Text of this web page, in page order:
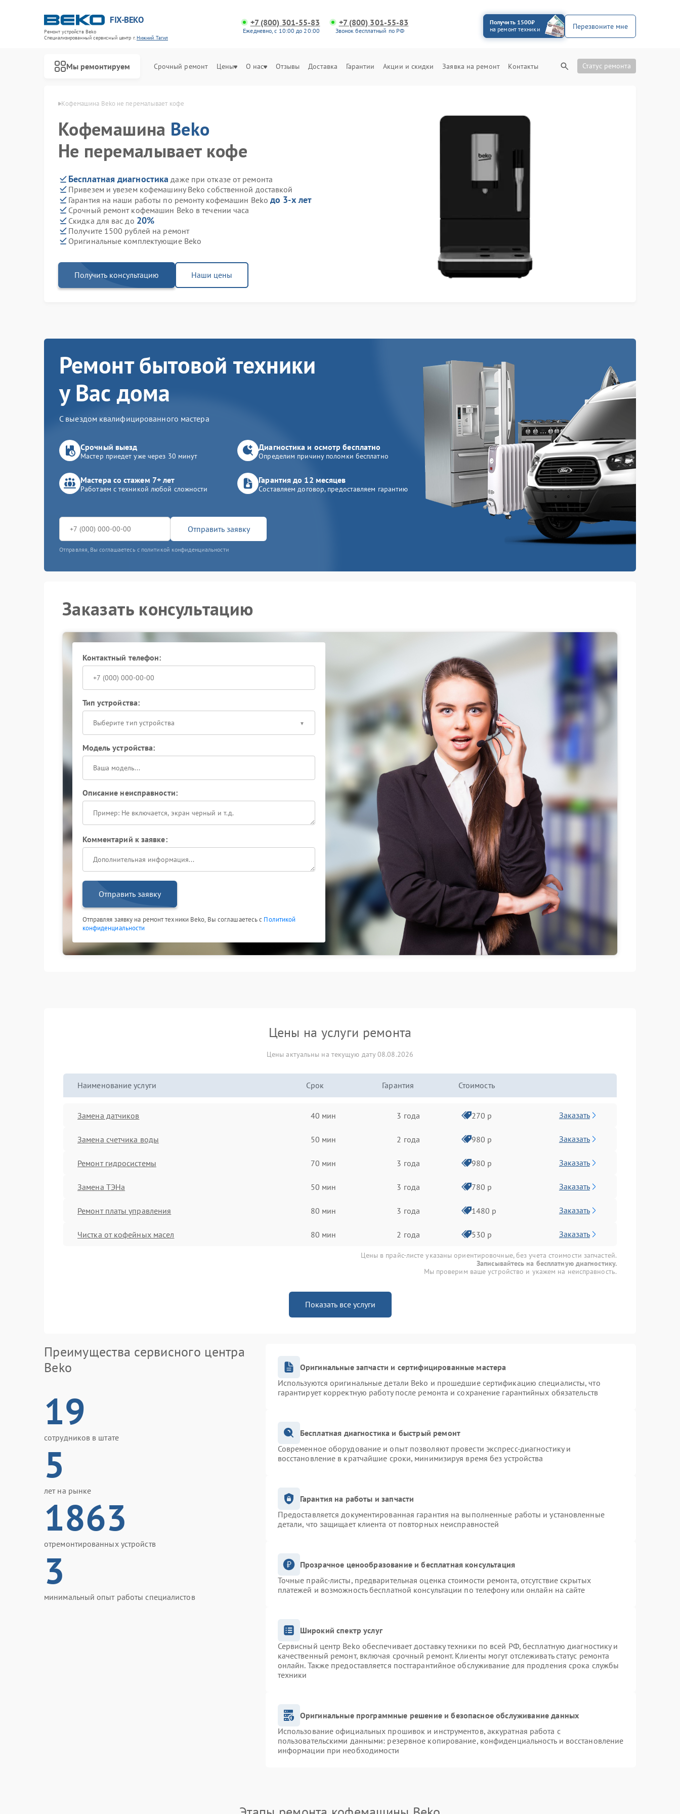
FIX-BEKO
Ремонт устройств Beko
Специализированный cервисный центр г.Нижний Тагил
+7 (800) 301-55-83
Ежедневно, с 10:00 до 20:00
+7 (800) 301-55-83
Звонок бесплатный по РФ
Получить 1500₽
на ремонт техники
Перезвоните мне
Мы ремонтируем Срочный ремонт Цены О нас Отзывы Доставка Гарантии Акции и скидки Заявка на ремонт Контакты Статус ремонта
в Нижнем Тагиле Кофемашина Beko не перемалывает кофе
Кофемашина Beko
Не перемалывает кофе
Бесплатная диагностика даже при отказе от ремонта
Привезем и увезем кофемашину Beko собственной доставкой
Гарантия на наши работы по ремонту кофемашин Beko до 3-х лет
Срочный ремонт кофемашин Beko в течении часа
Скидка для вас до 20%
Получите 1500 рублей на ремонт
Оригинальные комплектующие Beko
Получить консультацию Наши цены
Ремонт бытовой техники
у Вас дома
С выездом квалифицированного мастера
Срочный выезд
Мастер приедет уже через 30 минут
Диагностика и осмотр бесплатно
Определим причину поломки бесплатно
Мастера со стажем 7+ лет
Работаем с техникой любой сложности
Гарантия до 12 месяцев
Составляем договор, предоставляем гарантию
Отправить заявку
Отправляя, Вы соглашаетесь с политикой конфиденциальности
Заказать консультацию
Контактный телефон:
Тип устройства:
Выберите тип устройства
Модель устройства:
Описание неисправности:
Комментарий к заявке:
Отправить заявку
Отправляя заявку на ремонт техники Beko, Вы соглашаетесь с Политикой
конфиденциальности
Цены на услуги ремонта
Цены актуальны на текущую дату 08.08.2026
Наименование услуги Срок Гарантия Стоимость
Замена датчиков 40 мин 3 года 270 р Заказать
Замена счетчика воды 50 мин 2 года 980 р Заказать
Ремонт гидросистемы 70 мин 3 года 980 р Заказать
Замена ТЭНа 50 мин 3 года 780 р Заказать
Ремонт платы управления 80 мин 3 года 1480 р Заказать
Чистка от кофейных масел 80 мин 2 года 530 р Заказать
Цены в прайс-листе указаны ориентировочные, без учета стоимости запчастей.
Записывайтесь на бесплатную диагностику.
Мы проверим ваше устройство и укажем на неисправность.
Показать все услуги
Преимущества сервисного центра
Beko
19
сотрудников в штате
5
лет на рынке
1863
отремонтированных устройств
3
минимальный опыт работы специалистов
Оригинальные запчасти и сертифицированные мастера
Используются оригинальные детали Beko и прошедшие сертификацию специалисты, что
гарантирует корректную работу после ремонта и сохранение гарантийных обязательств
Бесплатная диагностика и быстрый ремонт
Современное оборудование и опыт позволяют провести экспресс-диагностику и
восстановление в кратчайшие сроки, минимизируя время без устройства
Гарантия на работы и запчасти
Предоставляется документированная гарантия на выполненные работы и установленные
детали, что защищает клиента от повторных неисправностей
Прозрачное ценообразование и бесплатная консультация
Точные прайс-листы, предварительная оценка стоимости ремонта, отсутствие скрытых
платежей и возможность бесплатной консультации по телефону или онлайн на сайте
Широкий спектр услуг
Сервисный центр Beko обеспечивает доставку техники по всей РФ, бесплатную диагностику и
качественный ремонт, включая срочный ремонт. Клиенты могут отслеживать статус ремонта
онлайн. Также предоставляется постгарантийное обслуживание для продления срока службы
техники
Оригинальные программные решение и безопасное обслуживание данных
Использование официальных прошивок и инструментов, аккуратная работа с
пользовательскими данными: резервное копирование, конфиденциальность и восстановление
информации при необходимости